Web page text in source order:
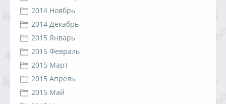
2014 Ноябрь
2014 Декабрь
2015 Январь
2015 Февраль
2015 Март
2015 Апрель
2015 Май